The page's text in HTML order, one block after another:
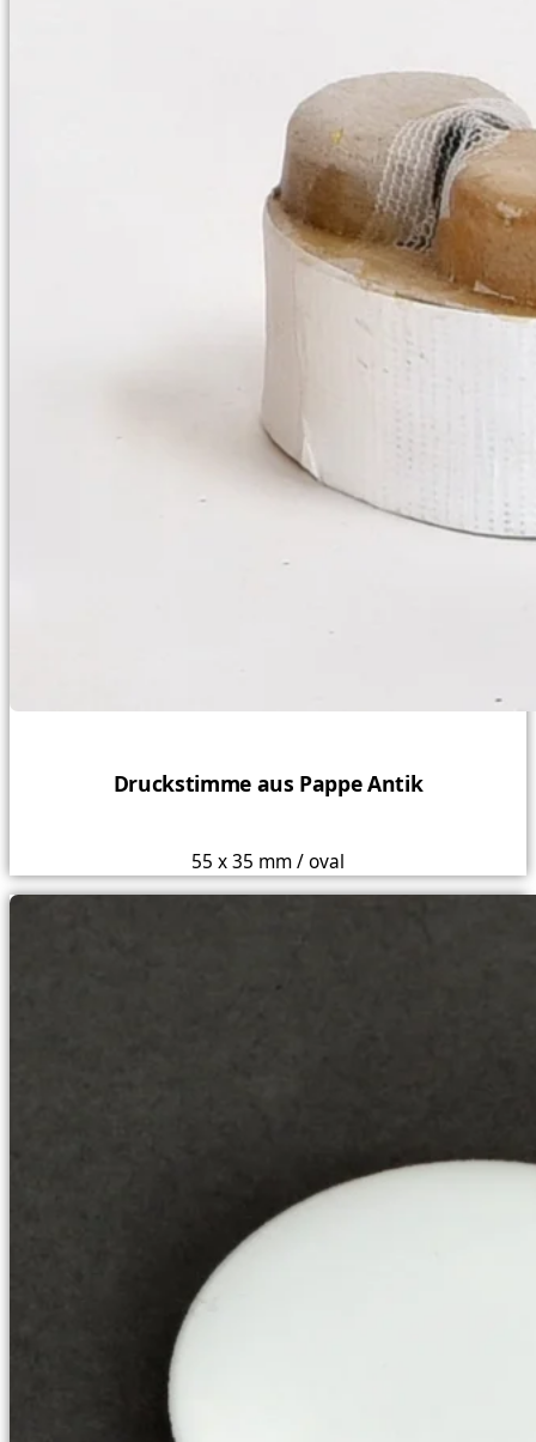
Druckstimme aus Pappe Antik
55 x 35 mm / oval